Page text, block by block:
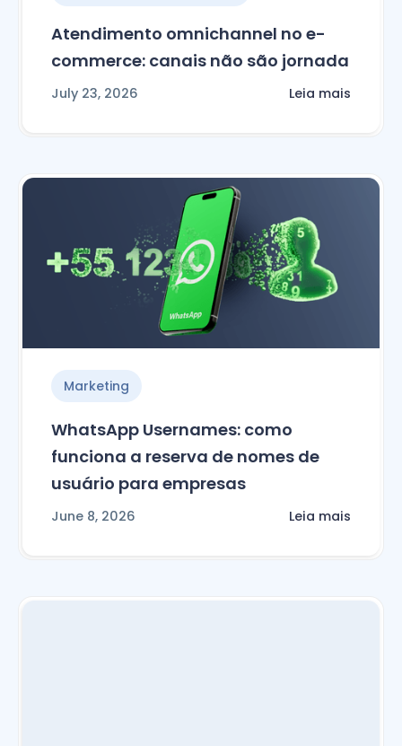
Atendimento omnichannel no e-
commerce: canais não são jornada
July 23, 2026 Leia mais
Marketing
WhatsApp Usernames: como
funciona a reserva de nomes de
usuário para empresas
June 8, 2026 Leia mais